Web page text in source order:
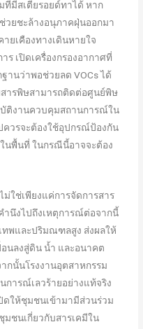
มีสเตียรอยด์ทาได้ หาก
วยชะล้างอนุภาคฝุ่นออกมา
ยเคืองทางเดินหายใจ
ร เปิดเครื่องกรองอากาศที่
านว่าพอช่วยลด VOCs ได้
ารพิษสามารถติดต่อศูนย์พิษ
ติงานควบคุมสถานการณ์ใน
วรจะต้องใช้อุปกรณ์ป้องกัน
ในพื้นที่ ในกรณีนี้อาจจะต้อง
เพียงแค่การจัดการสาร
นึงไปถึงเหตุการณ์ต่อจากนี้
ทพและปริมณฑลสูง ส่งผลให้
นลงสู่ดิน น้ำ และอนาคต
กนั้นโรงงานอุตสาหกรรม
การณ์เลวร้ายอย่างแท้จริง
ดให้ชุมชนเข้ามามีส่วนร่วม
ชนเกี่ยวกับสารเคมีใน